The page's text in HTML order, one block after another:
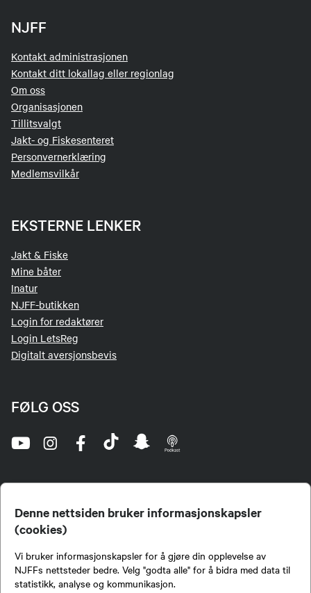
Denne nettsiden bruker informasjonskapsler
(cookies)
Vi bruker informasjonskapsler for å gjøre din opplevelse av
NJFFs nettsteder bedre. Velg "godta alle" for å bidra med data til
statistikk, analyse og kommunikasjon.
NJFF
Kontakt administrasjonen
Kontakt ditt lokallag eller regionlag
Om oss
Organisasjonen
Tillitsvalgt
Jakt- og Fiskesenteret
Personvernerklæring
Medlemsvilkår
EKSTERNE LENKER
Jakt & Fiske
Mine båter
Inatur
NJFF-butikken
Login for redaktører
Login LetsReg
Digitalt aversjonsbevis
FØLG OSS
jegere og sportsfiskere og et av de viktigste miljøene for formidling av kunnskap om jakt og
fiske i Norge. Vi er en partipolitisk nøytral organisasjon, men har et sterkt jakt-, fiske-, og
naturpolitisk engasjement i mange saker.